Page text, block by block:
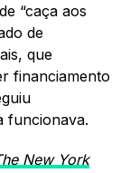
“caça aos
de
que
financiamento
funcionava.
New York